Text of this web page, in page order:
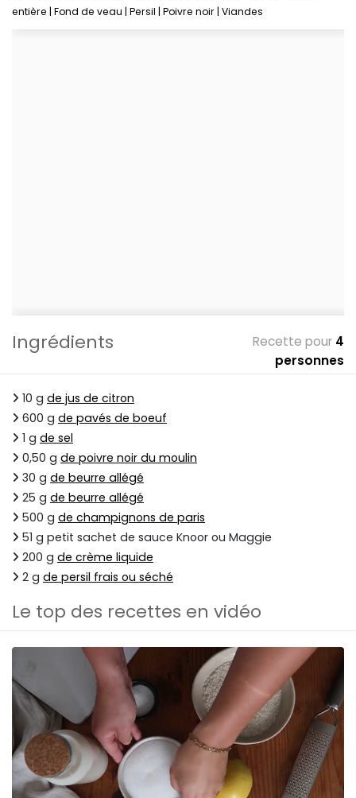
entière Fond de veau Persil Poivre noir Viandes
Ingrédients Recette pour 4
personnes
10 g de jus de citron
600 g de pavés de boeuf
1 g de sel
0,50 g de poivre noir du moulin
30 g de beurre allégé
25 g de beurre allégé
500 g de champignons de paris
51 g petit sachet de sauce Knoor ou Maggie
200 g de crème liquide
2 g de persil frais ou séché
Le top des recettes en vidéo